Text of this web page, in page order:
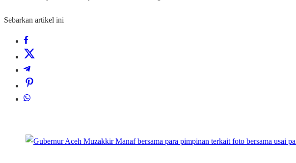
Sebarkan artikel ini